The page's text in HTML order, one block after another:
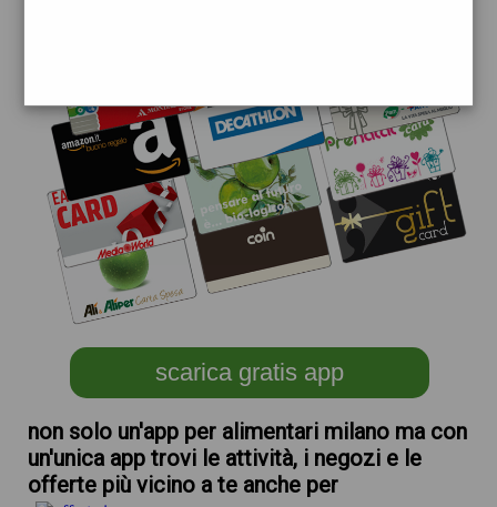
scarica gratis app
non solo un'app per alimentari milano ma con
un'unica app trovi le attività, i negozi e le
offerte più vicino a te anche per